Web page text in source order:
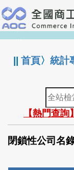
跳
到
主
要
:::
||首頁〉統計
全
站
檢
索
【熱門查
閉鎖性公司名